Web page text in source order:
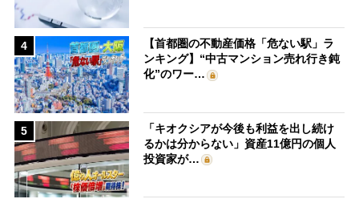
4
【首都圏の不動産価格「危ない駅」ラ
ンキング】“中古マンション売れ行き鈍
化”のワー…
5
「キオクシアが今後も利益を出し続け
るかは分からない」資産11億円の個人
投資家が…